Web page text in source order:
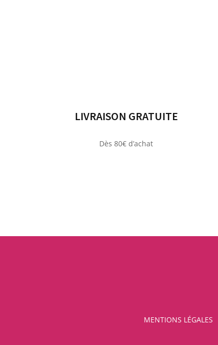
LIVRAISON GRATUITE
Dès 80€ d’achat
MENTIONS LÉGALES